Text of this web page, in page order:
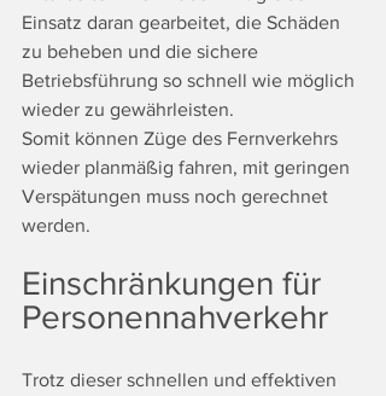
Einsatz daran gearbeitet, die Schäden
zu beheben und die sichere
Betriebsführung so schnell wie möglich
wieder zu gewährleisten.
Somit können Züge des Fernverkehrs
wieder planmäßig fahren, mit geringen
Verspätungen muss noch gerechnet
werden.
Einschränkungen für
Personennahverkehr
Trotz dieser schnellen und effektiven